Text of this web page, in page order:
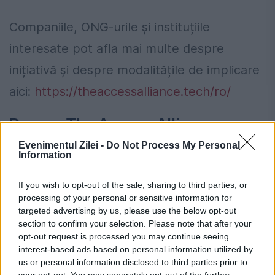
Evenimentul Zilei - Do Not Process My Personal
Information
If you wish to opt-out of the sale, sharing to third parties, or
processing of your personal or sensitive information for
targeted advertising by us, please use the below opt-out
section to confirm your selection. Please note that after your
opt-out request is processed you may continue seeing
interest-based ads based on personal information utilized by
us or personal information disclosed to third parties prior to
Companiile, ONG-urile și instituțiile
interesate pot afla mai multe despre
inițiativă și despre modalitățile de implicare
aici: https://theaccessalliance.tech/ro/
Despre The Access Alliance
The Access Alliance este o alianță formată
consilii locale și companii care, reunite la
inițiativa Glovo, sunt unite de un obiectiv
comun: reducerea decalajului în accesul la
hrană și combaterea insecurității alimentare